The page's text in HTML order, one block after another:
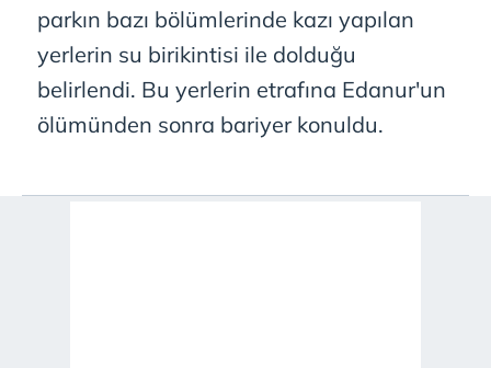
parkın bazı bölümlerinde kazı yapılan
yerlerin su birikintisi ile dolduğu
belirlendi. Bu yerlerin etrafına Edanur'un
ölümünden sonra bariyer konuldu.